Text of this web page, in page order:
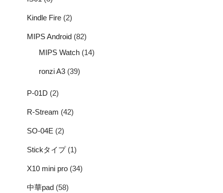
Kindle Fire (2)
MIPS Android (82)
MIPS Watch (14)
ronzi A3 (39)
P-01D (2)
R-Stream (42)
SO-04E (2)
Stickタイプ(1)
X10 mini pro (34)
中華pad (58)